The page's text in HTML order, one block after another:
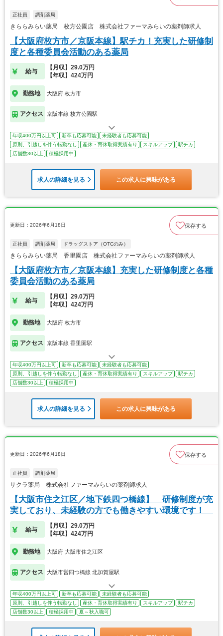
正社員 調剤薬局
きららみらい薬局 枚方公園店 株式会社ファーマみらいの薬剤師求人
【大阪府枚方市／京阪本線】駅チカ！充実した研修制
度と各種委員会活動のある薬局
給与
【月収】29.0万円
【年収】424万円
勤務地 大阪府 枚方市
アクセス 京阪本線 枚方公園駅
年収400万円以上可 新卒も応募可能
未経験者も応募可能
原則、引越しを伴う転勤なし
産休・育休取得実績有り スキルアップ
駅チカ
店舗数30以上
積極採用中
求人の詳細を見る この求人に興味がある
更新日：2026年6月18日 保存する
正社員 調剤薬局 ドラッグストア（OTCのみ）
きららみらい薬局 香里園店 株式会社ファーマみらいの薬剤師求人
【大阪府枚方市／京阪本線】充実した研修制度と各種
委員会活動のある薬局
給与
【月収】29.0万円
【年収】424万円
勤務地 大阪府 枚方市
アクセス 京阪本線 香里園駅
年収400万円以上可 新卒も応募可能
未経験者も応募可能
原則、引越しを伴う転勤なし
産休・育休取得実績有り スキルアップ
駅チカ
店舗数30以上
積極採用中
求人の詳細を見る この求人に興味がある
更新日：2026年6月18日 保存する
正社員 調剤薬局
サクラ薬局 株式会社ファーマみらいの薬剤師求人
【大阪市住之江区／地下鉄四つ橋線】 研修制度が充
実しており、未経験の方でも働きやすい環境です！
給与
【月収】29.0万円
【年収】424万円
勤務地 大阪府 大阪市住之江区
アクセス 大阪市営四つ橋線 北加賀屋駅
年収400万円以上可 新卒も応募可能
未経験者も応募可能
原則、引越しを伴う転勤なし
産休・育休取得実績有り スキルアップ
駅チカ
店舗数30以上
積極採用中 夏～秋入職可